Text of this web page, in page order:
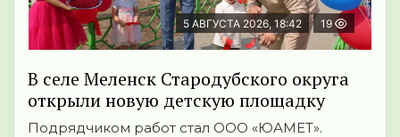
5 АВГУСТА 2026, 18:42 19
В селе Меленск Стародубского округа
открыли новую детскую площадку
Подрядчиком работ стал ООО «ЮАМЕТ».